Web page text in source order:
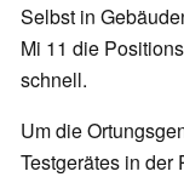
Selbst in
Mi 11 die
schnell.
Um die
Testgerätes in der